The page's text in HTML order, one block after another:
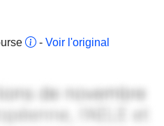
- Voir l'original